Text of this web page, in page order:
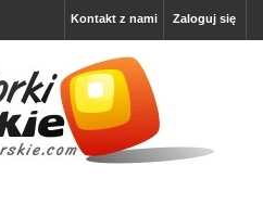
Zaloguj się
Kontakt z nami